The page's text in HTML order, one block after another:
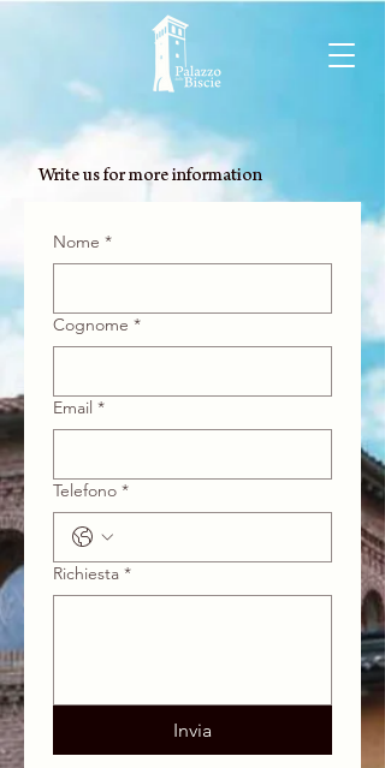
Write us for more information
Nome *
Cognome *
Email *
Telefono *
Richiesta *
Invia